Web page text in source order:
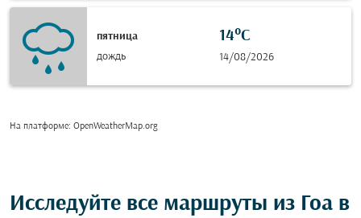
пятница
дождь
14°C
14/08/2026
На платформе: OpenWeatherMap.org
Исследуйте все маршруты из Гоа в